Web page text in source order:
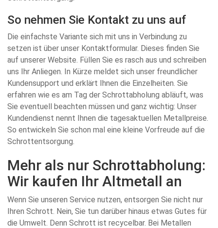
So nehmen Sie Kontakt zu uns auf
Die einfachste Variante sich mit uns in Verbindung zu
setzen ist über unser Kontaktformular. Dieses finden Sie
auf unserer Website. Füllen Sie es rasch aus und schreiben
uns Ihr Anliegen. In Kürze meldet sich unser freundlicher
Kundensupport und erklärt Ihnen die Einzelheiten. Sie
erfahren wie es am Tag der Schrottabholung abläuft, was
Sie eventuell beachten müssen und ganz wichtig: Unser
Kundendienst nennt Ihnen die tagesaktuellen Metallpreise.
So entwickeln Sie schon mal eine kleine Vorfreude auf die
Schrottentsorgung.
Mehr als nur Schrottabholung:
Wir kaufen Ihr Altmetall an
Wenn Sie unseren Service nutzen, entsorgen Sie nicht nur
Ihren Schrott. Nein, Sie tun darüber hinaus etwas Gutes für
die Umwelt. Denn Schrott ist recycelbar. Bei Metallen